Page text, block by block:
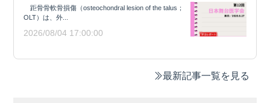
距骨骨軟骨損傷（osteochondral lesion of the talus；
OLT）は、外...
2026/08/04 17:00:00
最新記事一覧を見る